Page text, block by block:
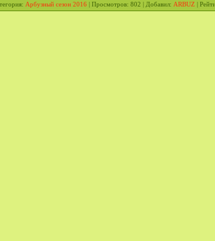
: Арбузный сезон 2016 | Просмотров: 802 | Добавил: ARBUZ |